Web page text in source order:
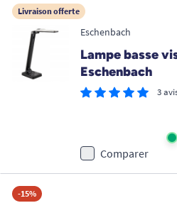
Livraison offerte
Eschenbach
Lampe basse
Eschenbach
3
Comparer
-15%